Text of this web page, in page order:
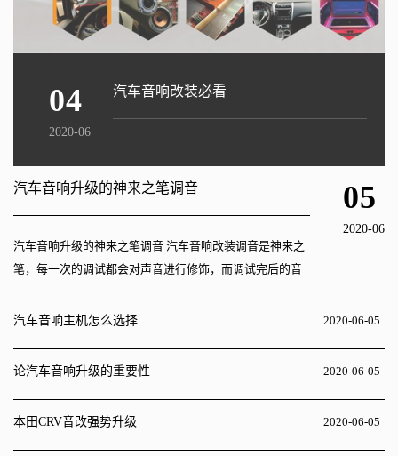
04
2020-06
汽车音响改装必看
汽车音响升级的神来之笔调音
汽车音响升级的神来之笔调音 汽车音响改装调音是神来之
笔，每一次的调试都会对声音进行修饰，而调试完后的音
乐更加自然、动听。在音响...
05
2020-06
汽车音响主机怎么选择 2020-06-05
论汽车音响升级的重要性 2020-06-05
本田CRV音改强势升级 2020-06-05